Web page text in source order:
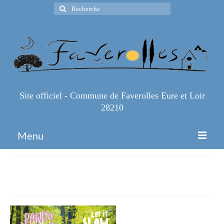
Rechercher
:
Site officiel - Commune de Faverolles Eure et Loir
28210
Menu
Infos Pratiques